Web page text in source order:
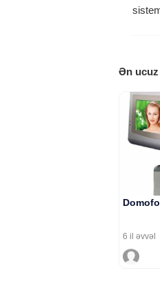
Ən ucuz
6 il əvvəl